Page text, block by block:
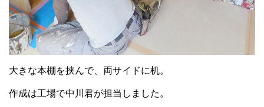
大きな本棚を挟んで、両サイドに机。
作成は工場で中川君が担当しました。